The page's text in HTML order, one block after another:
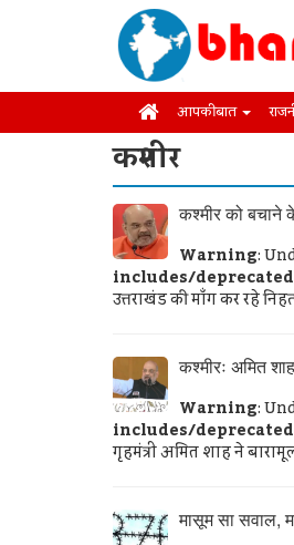
आपकी बात
कश्मीर
कश्मीर को बचाने
Warning:
includes/
उत्तराखंड की माँग कर रहे
कश्मीरः अमित
Warning:
includes/
गृहमंत्री अमित शाह ने
मासूम सा सवाल,